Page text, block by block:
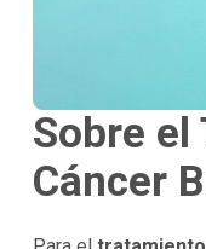
Sobre
Cáncer